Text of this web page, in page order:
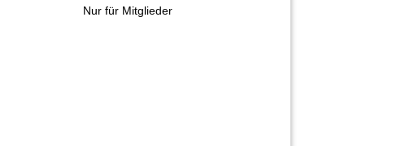
Nur für Mitglieder